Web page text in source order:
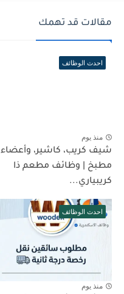
مقالات قد تهمك
احدث الوظائف
منذ يوم
شيف كريب، كاشير، وأعضاء
مطبخ | وظائف مطعم ذا
كريبياري...
احدث الوظائف
منذ يوم